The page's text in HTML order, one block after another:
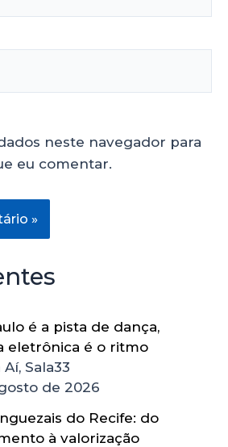
neste navegador para
eu comentar.
é a pista de dança,
eletrônica é o ritmo
Aí, Sala33
de 2026
do Recife: do
à valorização